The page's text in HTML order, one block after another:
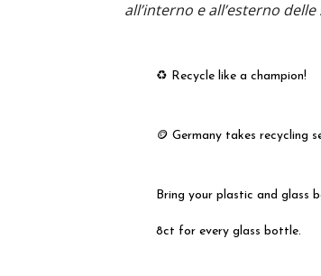
all’interno e all’esterno
♻️ Recycle like a champion!
🪙 Germany takes recycling
Bring your plastic and glass
8ct for every glass bottle.